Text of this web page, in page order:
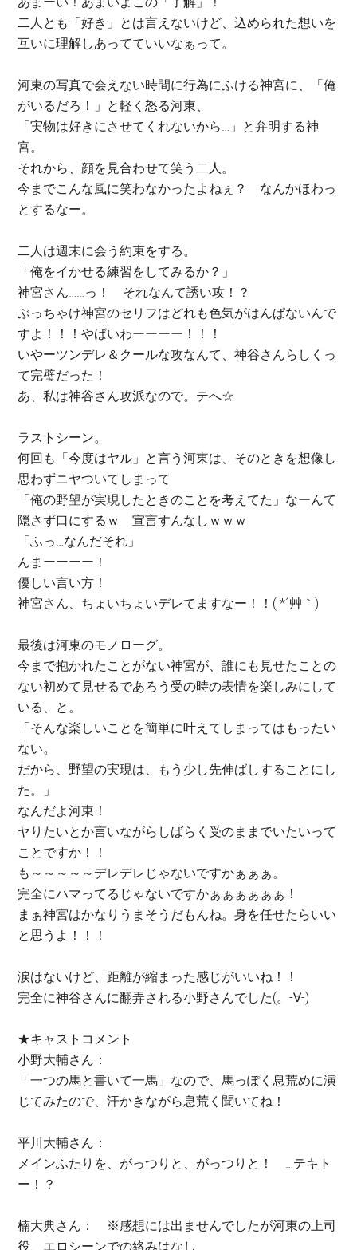
二人とも「好き」とは言えないけど、込められた想いを
互いに理解しあってていいなぁって。
河東の写真で会えない時間に行為にふける神宮に、「俺
がいるだろ！」と軽く怒る河東、
「実物は好きにさせてくれないから…」と弁明する神
宮。
それから、顔を見合わせて笑う二人。
今までこんな風に笑わなかったよねぇ？ なんかほわっ
とするなー。
二人は週末に会う約束をする。
「俺をイかせる練習をしてみるか？」
神宮さん……っ！ それなんて誘い攻！？
ぶっちゃけ神宮のセリフはどれも色気がはんぱないんで
すよ！！！やばいわーーーー！！！
いやーツンデレ＆クールな攻なんて、神谷さんらしくっ
て完璧だった！
あ、私は神谷さん攻派なので。テへ☆
ラストシーン。
何回も「今度はヤル」と言う河東は、そのときを想像し
思わずニヤついてしまって
「俺の野望が実現したときのことを考えてた」なーんて
隠さず口にするｗ 宣言すんなしｗｗｗ
「ふっ…なんだそれ」
んまーーーー！
優しい言い方！
神宮さん、ちょいちょいデレてますなー！！( *´艸｀)
最後は河東のモノローグ。
今まで抱かれたことがない神宮が、誰にも見せたことの
ない初めて見せるであろう受の時の表情を楽しみにして
いる、と。
「そんな楽しいことを簡単に叶えてしまってはもったい
ない。
だから、野望の実現は、もう少し先伸ばしすることにし
た。」
なんだよ河東！
ヤりたいとか言いながらしばらく受のままでいたいって
ことですか！！
も～～～～～デレデレじゃないですかぁぁぁ。
完全にハマってるじゃないですかぁぁぁぁぁぁ！
まぁ神宮はかなりうまそうだもんね。身を任せたらいい
と思うよ！！！
涙はないけど、距離が縮まった感じがいいね！！
完全に神谷さんに翻弄される小野さんでした(。-∀-)
★キャストコメント
小野大輔さん：
「一つの馬と書いて一馬」なので、馬っぽく息荒めに演
じてみたので、汗かきながら息荒く聞いてね！
平川大輔さん：
メインふたりを、がっつりと、がっつりと！ …テキト
ー！？
楠大典さん： ※感想には出ませんでしたが河東の上司
役、エロシーンでの絡みはなし